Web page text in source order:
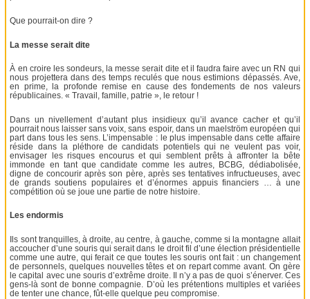
Que pourrait-on dire ?
La messe serait dite
À en croire les sondeurs, la messe serait dite et il faudra faire avec un RN qui
nous projettera dans des temps reculés que nous estimions dépassés. Ave,
en prime, la profonde remise en cause des fondements de nos valeurs
républicaines. « Travail, famille, patrie », le retour !
Dans un nivellement d’autant plus insidieux qu’il avance cacher et qu’il
pourrait nous laisser sans voix, sans espoir, dans un maelström européen qui
part dans tous les sens. L’impensable : le plus impensable dans cette affaire
réside dans la pléthore de candidats potentiels qui ne veulent pas voir,
envisager les risques encourus et qui semblent prêts à affronter la bête
immonde en tant que candidate comme les autres, BCBG, dédiabolisée,
digne de concourir après son père, après ses tentatives infructueuses, avec
de grands soutiens populaires et d’énormes appuis financiers … à une
compétition où se joue une partie de notre histoire.
Les endormis
Ils sont tranquilles, à droite, au centre, à gauche, comme si la montagne allait
accoucher d’une souris qui serait dans le droit fil d’une élection présidentielle
comme une autre, qui ferait ce que toutes les souris ont fait : un changement
de personnels, quelques nouvelles têtes et on repart comme avant. On gère
le capital avec une souris d’extrême droite. Il n’y a pas de quoi s’énerver. Ces
gens-là sont de bonne compagnie. D’où les prétentions multiples et variées
de tenter une chance, fût-elle quelque peu compromise.